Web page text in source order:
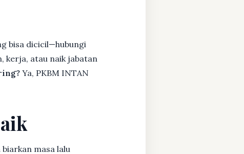
bisa dicicil—hubungi
kerja, atau naik jabatan
Ya, PKBM INTAN
masa lalu